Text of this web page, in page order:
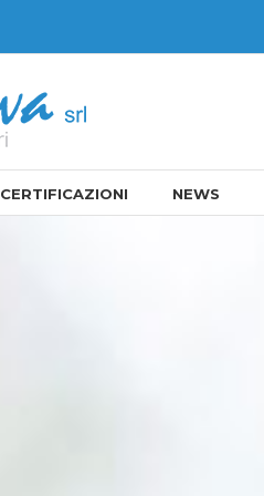
CERTIFICAZIONI NEWS